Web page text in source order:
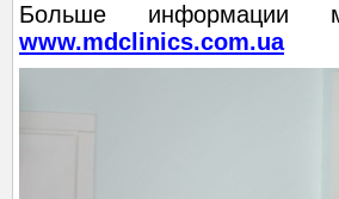
Больше
www.mdclinics.com.ua